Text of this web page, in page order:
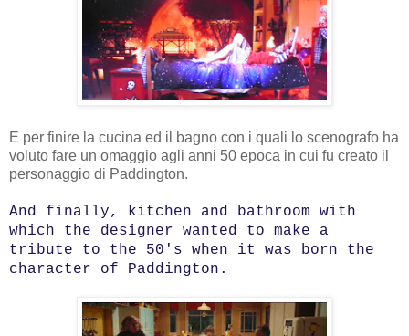
E per finire la cucina ed il bagno con i quali lo scenografo ha
voluto fare un omaggio agli anni 50 epoca in cui fu creato il
personaggio di Paddington.
And finally, kitchen and bathroom with
which the designer wanted to make a
tribute to the 50's when it was born the
character of Paddington.